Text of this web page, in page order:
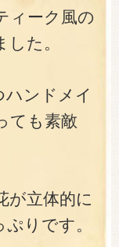
ィーク風の
た。
ハンドメイ
ても素敵
が立体的に
りです。